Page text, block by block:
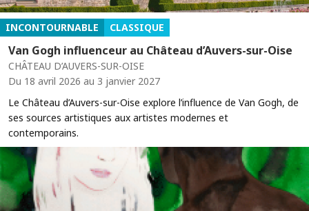
INCONTOURNABLE CLASSIQUE
Van Gogh influenceur au Château d’Auvers-sur-Oise
CHÂTEAU D’AUVERS-SUR-OISE
Du 18 avril 2026 au 3 janvier 2027
Le Château d’Auvers-sur-Oise explore l’influence de Van Gogh, de
ses sources artistiques aux artistes modernes et
contemporains.